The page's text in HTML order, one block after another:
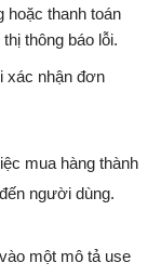
hoặc thanh toán
thông báo lỗi.
xác nhận đơn
mua hàng thành
người dùng.
một mô tả use